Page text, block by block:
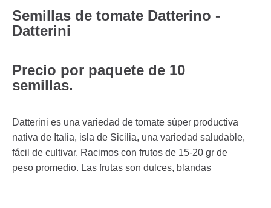
Semillas de tomate Datterino -
Datterini
Precio por paquete de 10
semillas.
Datterini es una variedad de tomate súper productiva
nativa de Italia, isla de Sicilia, una variedad saludable,
fácil de cultivar. Racimos con frutos de 15-20 gr de
peso promedio. Las frutas son dulces, blandas